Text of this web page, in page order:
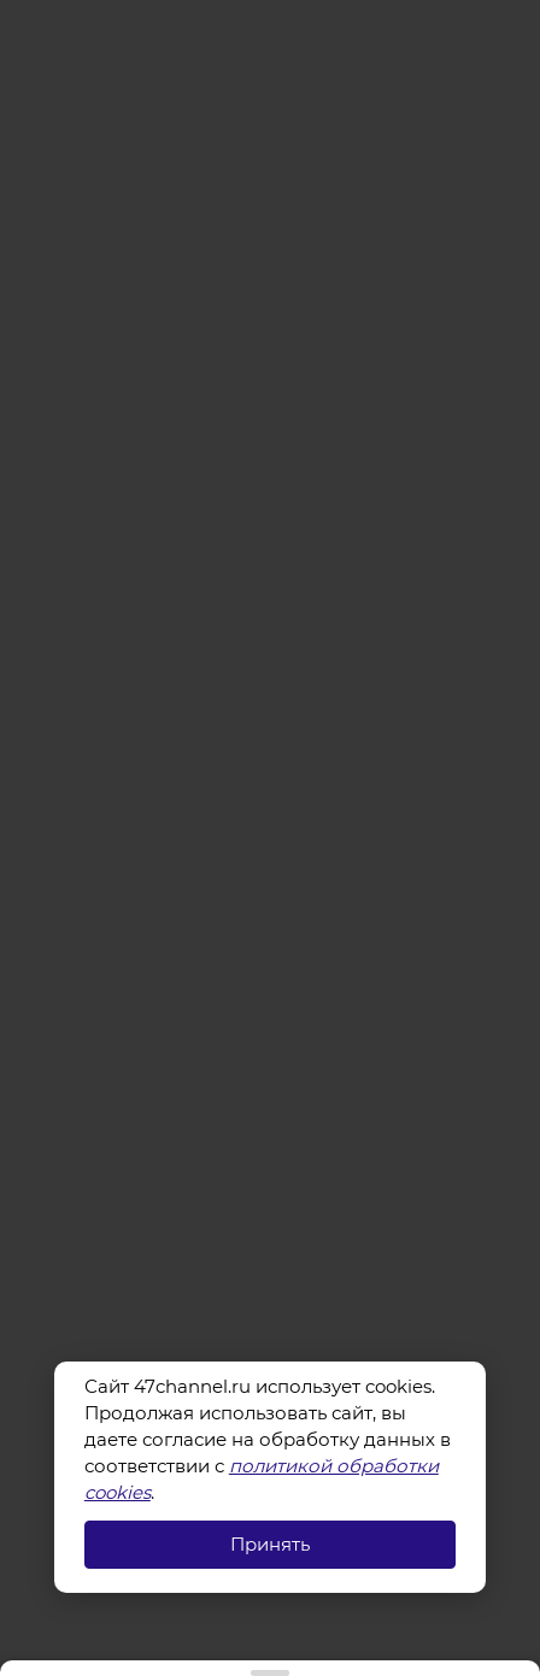
Сайт 47channel.ru использует cookies.
Продолжая использовать сайт, вы
даете согласие на обработку данных в
соответствии с политикой обработки
cookies.
Принять